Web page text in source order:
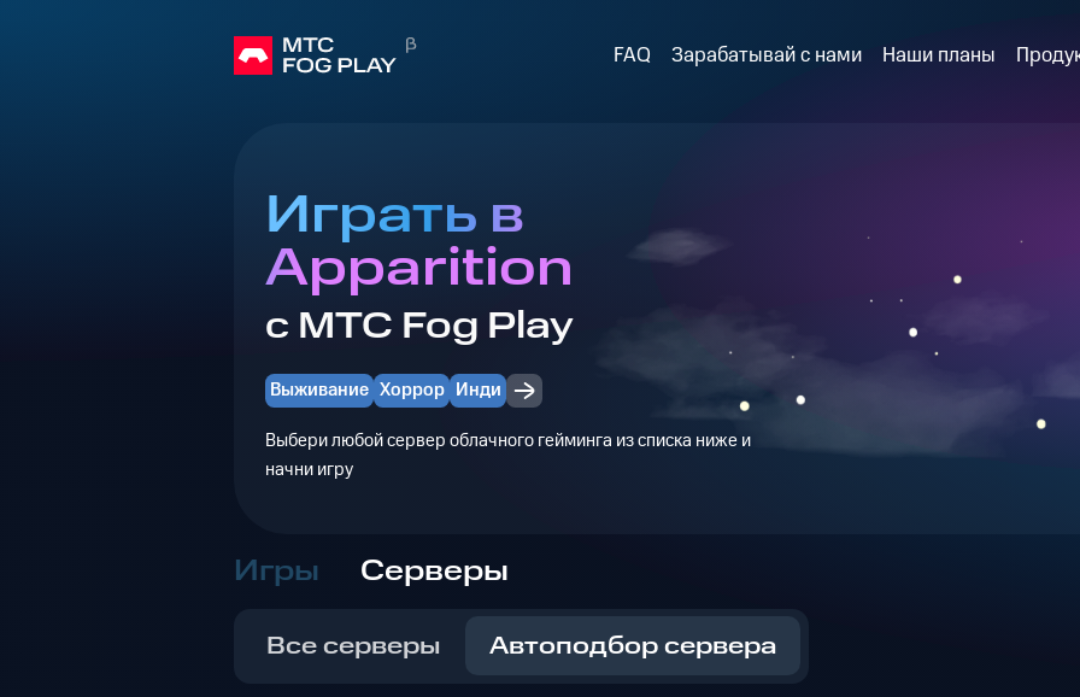
FAQ Зарабатывай с нами Наши планы
Играть в
Apparition
с МТС Fog Play
Выживание Хоррор Инди
Выбери любой сервер облачного гейминга из списка ниже и
начни игру
Игры Серверы
Все серверы Автоподбор сервера